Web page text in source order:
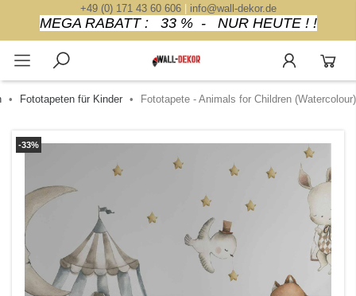
+49 (0) 171 43 60 606| info@wall-dekor.de
MEGA RABATT : 33 % - NUR HEUTE ! !
Fototapeten für Kinder Fototapete - Animals for Children (Watercolour)
-33%